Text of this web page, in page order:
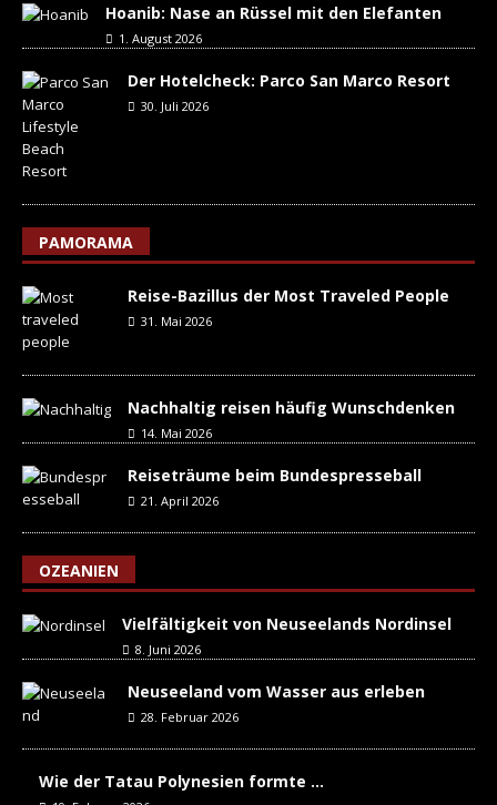
Hoanib: Nase an Rüssel mit den Elefanten
1. August 2026
Der Hotelcheck: Parco San Marco Resort
30. Juli 2026
PAMORAMA
Reise-Bazillus der Most Traveled People
31. Mai 2026
Nachhaltig reisen häufig Wunschdenken
14. Mai 2026
Reiseträume beim Bundespresseball
21. April 2026
OZEANIEN
Vielfältigkeit von Neuseelands Nordinsel
8. Juni 2026
Neuseeland vom Wasser aus erleben
28. Februar 2026
Wie der Tatau Polynesien formte …